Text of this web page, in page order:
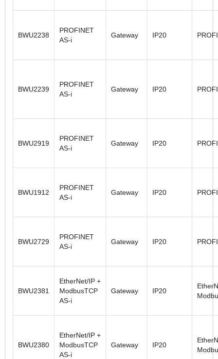
BWU2238
PROFINET
AS-i
Gateway IP20
BWU2239
PROFINET
AS-i
Gateway IP20
BWU2919
PROFINET
AS-i
Gateway IP20
BWU1912
PROFINET
AS-i
Gateway IP20
BWU2729
PROFINET
AS-i
Gateway IP20
BWU2381
EtherNet/IP +
ModbusTCP
AS-i
Gateway IP20
BWU2380
EtherNet/IP +
ModbusTCP
AS-i
Gateway IP20